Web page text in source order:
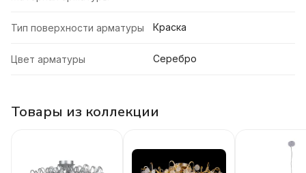
Тип поверхности арматуры Краска
Цвет арматуры Серебро
Товары из коллекции